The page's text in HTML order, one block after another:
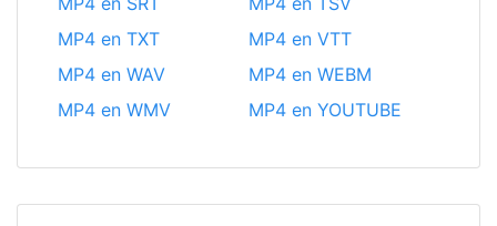
MP4 en TXT
MP4 en VTT
MP4 en WAV
MP4 en WEBM
MP4 en WMV
MP4 en YOUTUBE